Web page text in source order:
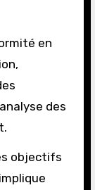
en
des
objectifs